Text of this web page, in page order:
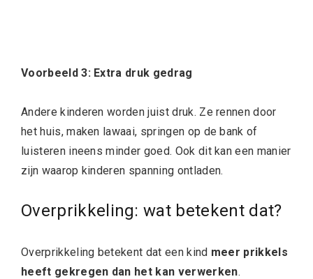
Voorbeeld 3: Extra druk gedrag
Andere kinderen worden juist druk. Ze rennen door
het huis, maken lawaai, springen op de bank of
luisteren ineens minder goed. Ook dit kan een manier
zijn waarop kinderen spanning ontladen.
Overprikkeling: wat betekent dat?
Overprikkeling betekent dat een kind meer prikkels
heeft gekregen dan het kan verwerken.